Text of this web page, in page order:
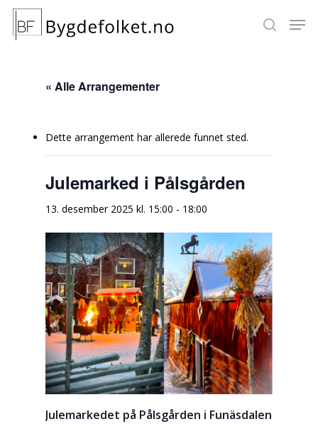
Hit enter to search or ESC to close
« Alle Arrangementer
Dette arrangement har allerede funnet sted.
Julemarked i Pålsgården
13. desember 2025 kl. 15:00 - 18:00
Julemarkedet på Pålsgården i Funäsdalen